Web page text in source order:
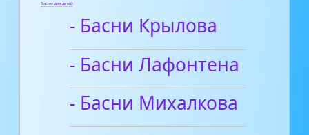
Басни для детей
- Басни Крылова
- Басни Лафонтена
- Басни Михалкова